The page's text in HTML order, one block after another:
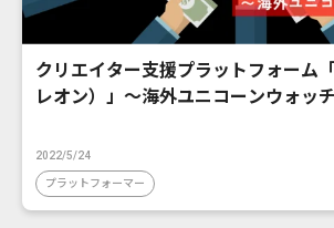
クリエイター支援プラットフォーム
レオン）」〜海外ユニコーンウォッ
2022/5/24
プラットフォーマー